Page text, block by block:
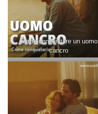
Come conquistare un uomo
cancro